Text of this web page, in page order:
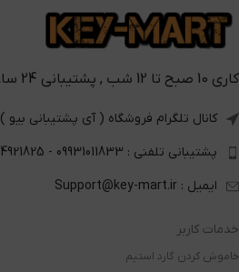
کاری 10 صبح تا 12 شب , پشتیبانی 24 ساعته
کانال تلگرام فروشگاه ( آی پشتیبانی بیو )
پشتیبانی تلفنی : 09931011833 - 09354921825
ایمیل : Support@key-mart.ir
خدمات کاربر
خاموش کردن گارد استیم